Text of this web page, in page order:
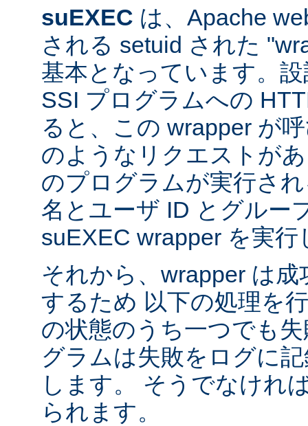
suEXEC は、Apache
される setuid された
基本となっています。
SSI プログラムへの
ると、この wrapper が
のようなリクエストが
のプログラムが実行さ
名とユーザ ID とグルー
suEXEC wrapper を実行
それから、wrapper は
するため 以下の処理を
の状態のうち一つでも
グラムは失敗をログに
します。 そうでなけれ
られます。